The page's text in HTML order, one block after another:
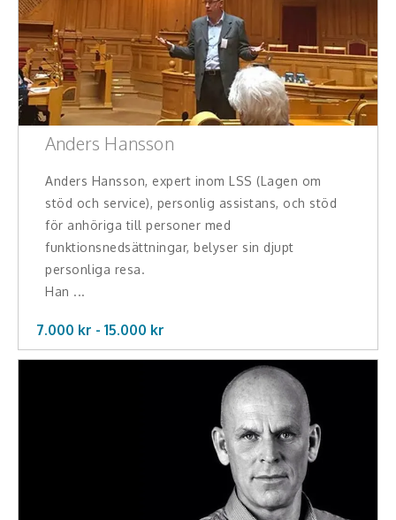
Anders Hansson
Anders Hansson, expert inom LSS (Lagen om
stöd och service), personlig assistans, och stöd
för anhöriga till personer med
funktionsnedsättningar, belyser sin djupt
personliga resa.
Han ...
7.000 kr - 15.000 kr